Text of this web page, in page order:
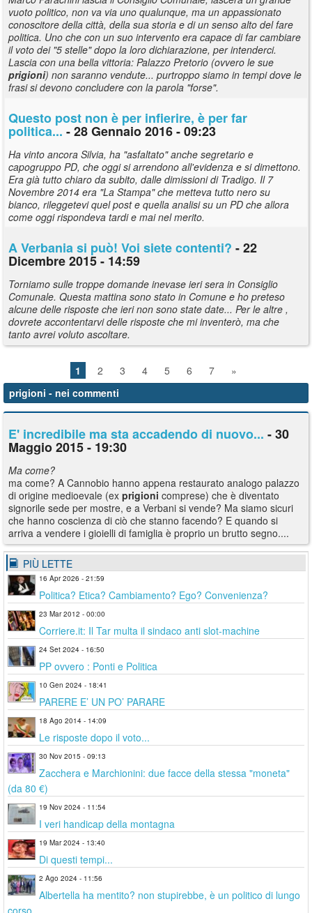
vuoto politico, non va via uno qualunque, ma un appassionato
conoscitore della città, della sua storia e di un senso alto del fare
politica. Uno che con un suo intervento era capace di far cambiare
il voto dei "5 stelle" dopo la loro dichiarazione, per intenderci.
Lascia con una bella vittoria: Palazzo Pretorio (ovvero le sue
prigioni) non saranno vendute... purtroppo siamo in tempi dove le
frasi si devono concludere con la parola "forse".
Questo post non è per infierire, è per far
politica... - 28 Gennaio 2016 - 09:23
Ha vinto ancora Silvia, ha "asfaltato" anche segretario e
capogruppo PD, che oggi si arrendono all'evidenza e si dimettono.
Era già tutto chiaro da subito, dalle dimissioni di Tradigo. Il 7
Novembre 2014 era "La Stampa" che metteva tutto nero su
bianco, rileggetevi quel post e quella analisi su un PD che allora
come oggi rispondeva tardi e mai nel merito.
A Verbania si può! Voi siete contenti? - 22
Dicembre 2015 - 14:59
Torniamo sulle troppe domande inevase ieri sera in Consiglio
Comunale. Questa mattina sono stato in Comune e ho preteso
alcune delle risposte che ieri non sono state date... Per le altre ,
dovrete accontentarvi delle risposte che mi inventerò, ma che
tanto avrei voluto ascoltare.
1 2 3 4 5 6 7
»
prigioni - nei commenti
E' incredibile ma sta accadendo di nuovo... - 30
Maggio 2015 - 19:30
Ma come?
ma come? A Cannobio hanno appena restaurato analogo palazzo
di origine medioevale (ex prigioni comprese) che è diventato
signorile sede per mostre, e a Verbani si vende? Ma siamo sicuri
che hanno coscienza di ciò che stanno facendo? E quando si
arriva a vendere i gioielli di famiglia è proprio un brutto segno....
PIÙ LETTE
16 Apr 2026 - 21:59
Politica? Etica? Cambiamento? Ego? Convenienza?
23 Mar 2012 - 00:00
Corriere.it: Il Tar multa il sindaco anti slot-machine
24 Set 2024 - 16:50
PP ovvero : Ponti e Politica
10 Gen 2024 - 18:41
PARERE E’ UN PO’ PARARE
18 Ago 2014 - 14:09
Le risposte dopo il voto...
30 Nov 2015 - 09:13
Zacchera e Marchionini: due facce della stessa "moneta"
(da 80 €)
19 Nov 2024 - 11:54
I veri handicap della montagna
19 Mar 2024 - 13:40
Di questi tempi...
2 Ago 2024 - 11:56
Albertella ha mentito? non stupirebbe, è un politico di lungo
corso.